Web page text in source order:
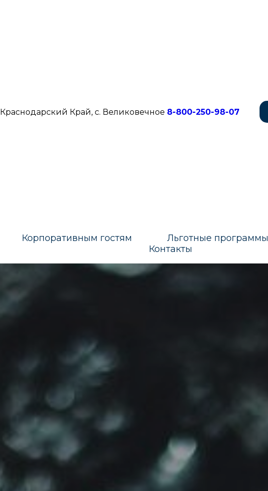
Краснодарский Край, с. Великовечное 8-800-250-98-07
Корпоративным гостям Льготные программы
Контакты